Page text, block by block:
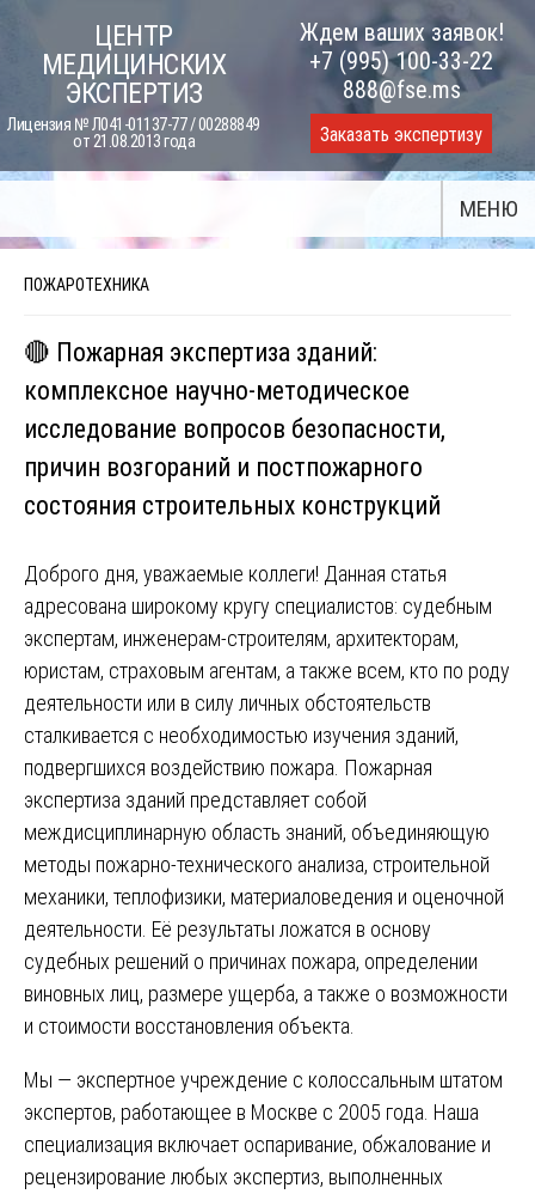
content
ЦЕНТР
МЕДИЦИНСКИХ
ЭКСПЕРТИЗ
Лицензия № Л041-01137-77 / 00288849
от 21.08.2013 года
Ждем ваших заявок!
+7 (995) 100-33-22
888@fse.ms
Заказать экспертизу
МЕНЮ
ПОЖАРОТЕХНИКА
🔴 Пожарная экспертиза зданий:
комплексное научно-методическое
исследование вопросов безопасности,
причин возгораний и постпожарного
состояния строительных конструкций
Доброго дня, уважаемые коллеги! Данная статья
адресована широкому кругу специалистов: судебным
экспертам, инженерам-строителям, архитекторам,
юристам, страховым агентам, а также всем, кто по роду
деятельности или в силу личных обстоятельств
сталкивается с необходимостью изучения зданий,
подвергшихся воздействию пожара. Пожарная
экспертиза зданий представляет собой
междисциплинарную область знаний, объединяющую
методы пожарно-технического анализа, строительной
механики, теплофизики, материаловедения и оценочной
деятельности. Её результаты ложатся в основу
судебных решений о причинах пожара, определении
виновных лиц, размере ущерба, а также о возможности
и стоимости восстановления объекта.
Мы — экспертное учреждение с колоссальным штатом
экспертов, работающее в Москве с 2005 года. Наша
специализация включает оспаривание, обжалование и
рецензирование любых экспертиз, выполненных